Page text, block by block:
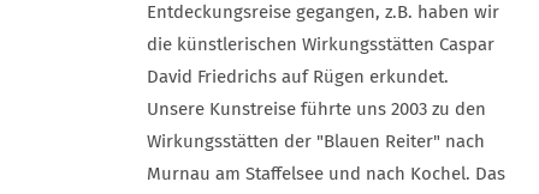
Entdeckungsreise gegangen, z.B. haben wir
die künstlerischen Wirkungsstätten Caspar
David Friedrichs auf Rügen erkundet.
Unsere Kunstreise führte uns 2003 zu den
Wirkungsstätten der "Blauen Reiter" nach
Murnau am Staffelsee und nach Kochel. Das